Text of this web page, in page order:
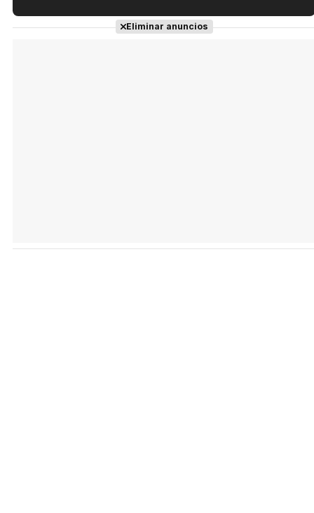
Tráiler en español de 'La isla olvidada'
Eliminar anuncios